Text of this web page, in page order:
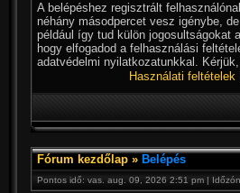
A belépéshez regisztrált
néhány másodpercet vesz igénybe,
például így tud külön jogosultságokat
hogy elfogadod a felhasználási
adatvédelmi nyilatkozatunkkal.
Használati feltételek|
Fórum kezdőlap » Belépés
Pontos idő: vas. aug. 09, 2026 2:51 pm |